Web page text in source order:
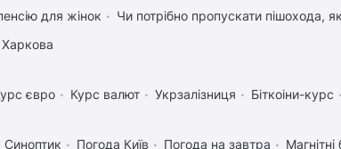
для жінок Чи потрібно пропускати пішохода,
євро Курс валют Укрзалізниця Біткоіни-курс
Синоптик Погода Київ Погода на завтра Магнітні